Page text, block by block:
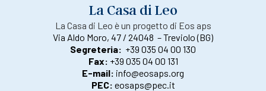
La Casa di Leo
La Casa di Leo è un progetto di Eos aps
Via Aldo Moro, 47 / 24048 – Treviolo (BG)
Segreteria: +39 035 04 00 130
Fax: +39 035 04 00 131
E-mail: info@eosaps.org
PEC: eosaps@pec.it